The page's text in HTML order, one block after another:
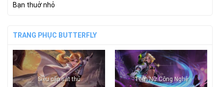
Bạn thuở nhỏ
TRANG PHỤC BUTTERFLY
Siêu cấp sát thủ Teen Nữ Công Nghệ